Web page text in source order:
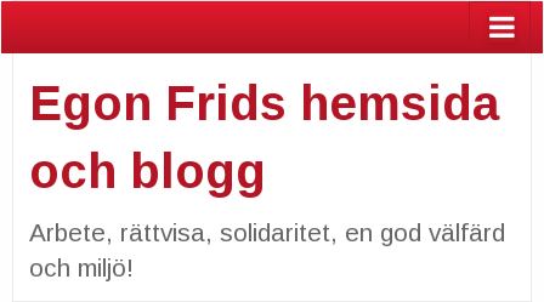
Egon Frids hemsida
och blogg
Arbete, rättvisa, solidaritet, en god välfärd
och miljö!